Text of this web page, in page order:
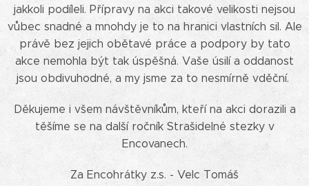
jakkoli podíleli. Přípravy na akci takové velikosti nejsou
vůbec snadné a mnohdy je to na hranici vlastních sil. Ale
právě bez jejich obětavé práce a podpory by tato
akce nemohla být tak úspěšná. Vaše úsilí a oddanost
jsou obdivuhodné, a my jsme za to nesmírně vděční.
Děkujeme i všem návštěvníkům, kteří na akci dorazili a
těšíme se na další ročník Strašidelné stezky v
Encovanech.
Za Encohrátky z.s. - Velc Tomáš